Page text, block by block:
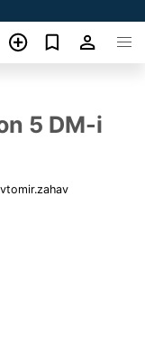
5 DM-i